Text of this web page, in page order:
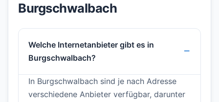
Burgschwalbach
Welche Internetanbieter gibt es in
Burgschwalbach?
In Burgschwalbach sind je nach Adresse
verschiedene Anbieter verfügbar, darunter